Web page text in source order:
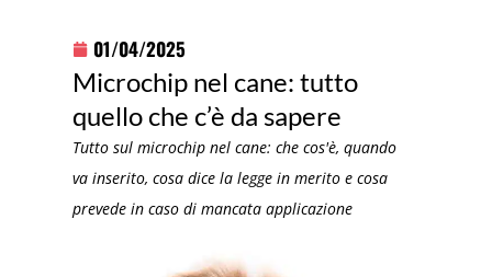
01/04/2025
Microchip nel cane: tutto
quello che c’è da sapere
Tutto sul microchip nel cane: che cos'è, quando
va inserito, cosa dice la legge in merito e cosa
prevede in caso di mancata applicazione